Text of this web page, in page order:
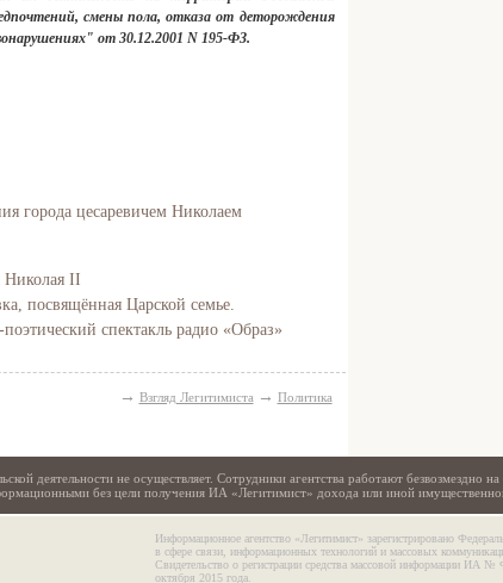
смены пола, отказа от деторождения
от 30.12.2001 N 195-ФЗ.
города цесаревичем Николаем
Николая II
посвящённая Царской семье.
спектакль радио «Образ»
→ Взгляд Легитимиста → Политика
деятельности не осуществляет. Сотрудники агентства работают безвозмездно
без цели получения ИА «Легитимист» дохода или иной
Информационное агентство «Легитимист» зарегистрировано
в сфере связи, информационных технологий и массовых
Свидетельство о регистрации средства массовой информации ИА
октября 2015 года.